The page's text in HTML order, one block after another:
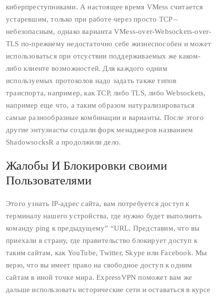
киберпреступниками. А настоящее время VMess считается
устаревшим, только при работе через просто TCP –
небезопасным, однако варианта VMess-over-Websockets-over-
TLS по-прежнему недостаточно себе жизнеспособен и может
использоваться при отсуствии поддерживаемых же каком-
либо клиенте возможностей. Для каждого одним
используемых протоколов надо задать также типов
транспорта, например, как TCP, либо TLS, либо Websockets,
например еще что, а таким образом натурализироваться
самые разнообразные комбинации и варианты. После этого
другие энтузиасты создали форк менаджеров названием
ShadowsocksR а продолжили дело.
Жалобы И Блокировки своими
Пользователями
Этого узнать IP-адрес сайта, вам потребуется доступ к
терминалу нашего устройства, где нужно будет выполнить
команду ping к предыдущему” “URL. Представим, что вы
приехали в страну, где правительство блокирует доступ к
таким сайтам, как YouTube, Twitter, Skype или Facebook. Мы
верю, что вы имеет право на свободное доступ к одним
сайтам в иной точке мира. ExpressVPN поможет вам же
дальше использовать исторические сети и оставаться в курсе